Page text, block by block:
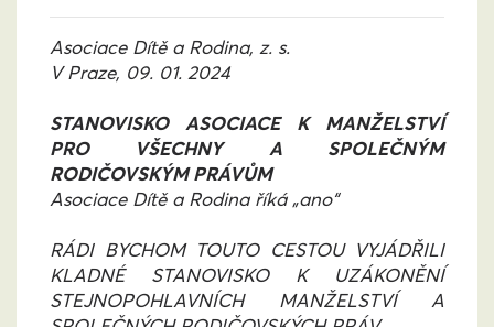
Asociace Dítě a Rodina, z. s.
V Praze, 09. 01. 2024
STANOVISKO ASOCIACE K MANŽELSTVÍ
PRO VŠECHNY A SPOLEČNÝM
RODIČOVSKÝM PRÁVŮM
Asociace Dítě a Rodina říká „ano“
RÁDI BYCHOM TOUTO CESTOU VYJÁDŘILI
KLADNÉ STANOVISKO K UZÁKONĚNÍ
STEJNOPOHLAVNÍCH MANŽELSTVÍ A